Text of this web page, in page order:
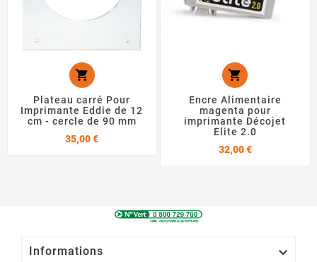

Plateau carré Pour
Imprimante Eddie de 12
cm - cercle de 90 mm
35,00 €Prix

Encre Alimentaire
magenta pour
imprimante Décojet
Elite 2.0
32,00 €Prix
Informations 